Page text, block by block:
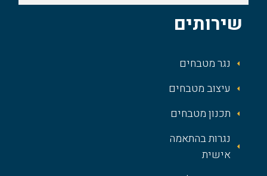
שירותים
נגר מטבחים
עיצוב מטבחים
תכנון מטבחים
נגרות בהתאמה
אישית